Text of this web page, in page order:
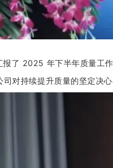
报了 2025 年下半年质量工
司对持续提升质量的坚定决